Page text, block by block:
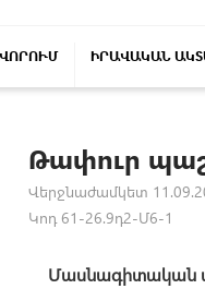
ԻՐԱՎԱԿԱՆ
Թափուր
Վերջնաժամկետ
Կոդ 61-26.9դ2-Մ6-1
Մասնագիտական